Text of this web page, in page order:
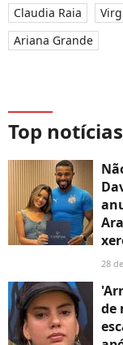
Claudia Raia
Ariana Grande
Top
28
de